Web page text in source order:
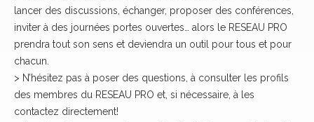
lancer des discussions, échanger, proposer des conférences,
inviter à des journées portes ouvertes… alors le RESEAU PRO
prendra tout son sens et deviendra un outil pour tous et pour
chacun.
> N’hésitez pas à poser des questions, à consulter les profils
des membres du RESEAU PRO et, si nécessaire, à les
contactez directement!